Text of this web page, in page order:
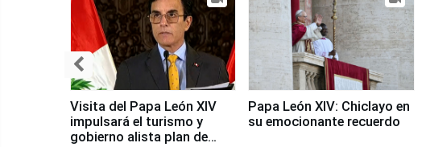
Visita del Papa León XIV
impulsará el turismo y
gobierno alista plan de
Papa León XIV: Chiclayo en
su emocionante recuerdo